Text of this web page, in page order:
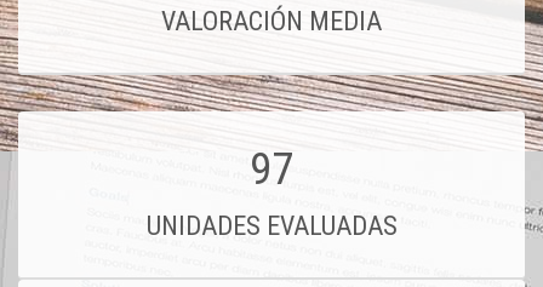
VALORACIÓN MEDIA
97
UNIDADES EVALUADAS